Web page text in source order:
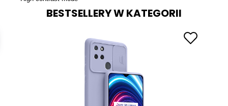
BESTSELLERY W KATEGORII